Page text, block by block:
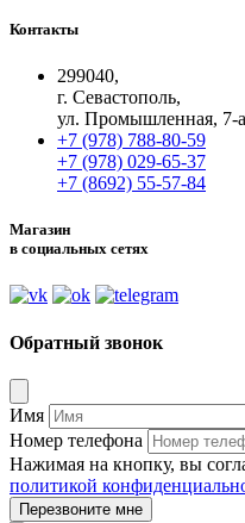
Контакты
299040,
г. Севастополь,
ул. Промышленная, 7-а
+7 (978) 788-80-59
+7 (978) 029-65-37
+7 (8692) 55-57-84
Магазин
в социальных сетях
Обратный звонок
Имя
Номер телефона
Нажимая на кнопку, вы
политикой
Перезвоните мне